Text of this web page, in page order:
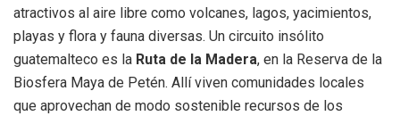
atractivos al aire libre como volcanes, lagos, yacimientos,
playas y flora y fauna diversas. Un circuito insólito
guatemalteco es la Ruta de la Madera, en la Reserva de la
Biosfera Maya de Petén. Allí viven comunidades locales
que aprovechan de modo sostenible recursos de los